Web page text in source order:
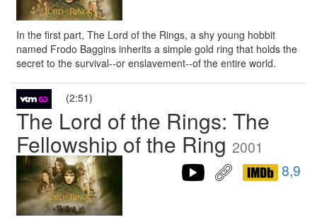
In the first part, The Lord of the Rings, a shy young hobbit
named Frodo Baggins inherits a simple gold ring that holds the
secret to the survival--or enslavement--of the entire world.
(2:51)
The Lord of the Rings: The
Fellowship of the Ring 2001
8,9